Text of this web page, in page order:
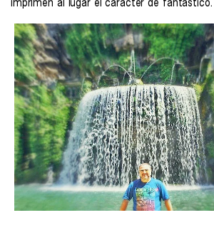
imprimen al lugar el carácter de fantástico.